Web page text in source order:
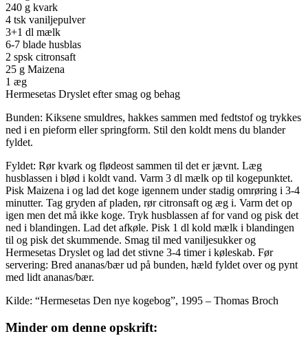
240 g kvark
4 tsk vaniljepulver
3+1 dl mælk
6-7 blade husblas
2 spsk citronsaft
25 g Maizena
1 æg
Hermesetas Dryslet efter smag og behag
Bunden: Kiksene smuldres, hakkes sammen med fedtstof og trykkes
ned i en pieform eller springform. Stil den koldt mens du blander
fyldet.
Fyldet: Rør kvark og flødeost sammen til det er jævnt. Læg
husblassen i blød i koldt vand. Varm 3 dl mælk op til kogepunktet.
Pisk Maizena i og lad det koge igennem under stadig omrøring i 3-4
minutter. Tag gryden af pladen, rør citronsaft og æg i. Varm det op
igen men det må ikke koge. Tryk husblassen af for vand og pisk det
ned i blandingen. Lad det afkøle. Pisk 1 dl kold mælk i blandingen
til og pisk det skummende. Smag til med vaniljesukker og
Hermesetas Dryslet og lad det stivne 3-4 timer i køleskab. Før
servering: Bred ananas/bær ud på bunden, hæld fyldet over og pynt
med lidt ananas/bær.
Kilde: “Hermesetas Den nye kogebog”, 1995 – Thomas Broch
Minder om denne opskrift: